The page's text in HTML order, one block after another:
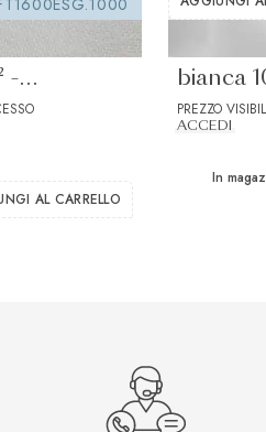
-
morbido
AL CARRELLO
bianca
PREZZO
ACCEDI
In